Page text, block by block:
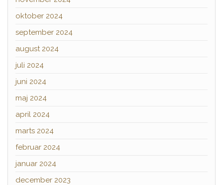
oktober 2024
september 2024
august 2024
juli 2024
juni 2024
maj 2024
april 2024
marts 2024
februar 2024
januar 2024
december 2023